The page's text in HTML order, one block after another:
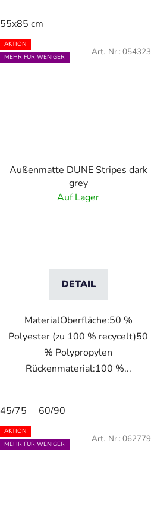
55x85 cm
AKTION
MEHR FÜR WENIGER
Außenmatte DUNE Stripes dark
grey
Auf Lager
DETAIL
MaterialOberfläche:50 %
Polyester (zu 100 % recycelt)50
% Polypropylen
Rückenmaterial:100 %...
45/75 60/90
Art.-Nr.: 054323
AKTION
MEHR FÜR WENIGER
Art.-Nr.: 062779